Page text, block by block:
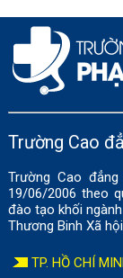
Trường Cao
Trường Cao
19/06/2006 theo
đào tạo khối
Thương Binh Xã
TP. HỒ CHÍ